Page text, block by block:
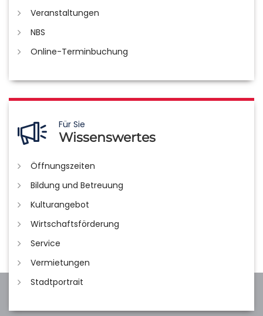
Veranstaltungen
NBS
Online-Terminbuchung
Für Sie
Wissenswertes
Öffnungszeiten
Bildung und Betreuung
Kulturangebot
Wirtschaftsförderung
Service
Vermietungen
Stadtportrait